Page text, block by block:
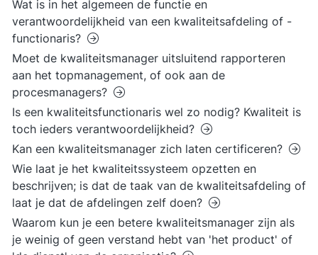
Wat is in het algemeen de functie en
verantwoordelijkheid van een kwaliteitsafdeling of -
functionaris?
Moet de kwaliteitsmanager uitsluitend rapporteren
aan het topmanagement, of ook aan de
procesmanagers?
Is een kwaliteitsfunctionaris wel zo nodig? Kwaliteit is
toch ieders verantwoordelijkheid?
Kan een kwaliteitsmanager zich laten certificeren?
Wie laat je het kwaliteitssysteem opzetten en
beschrijven; is dat de taak van de kwaliteitsafdeling of
laat je dat de afdelingen zelf doen?
Waarom kun je een betere kwaliteitsmanager zijn als
je weinig of geen verstand hebt van 'het product' of